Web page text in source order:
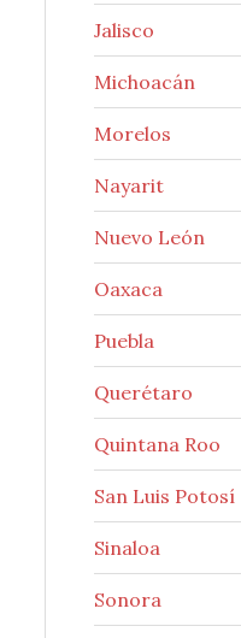
Jalisco
Michoacán
Morelos
Nayarit
Nuevo León
Oaxaca
Puebla
Querétaro
Quintana Roo
San Luis Potosí
Sinaloa
Sonora